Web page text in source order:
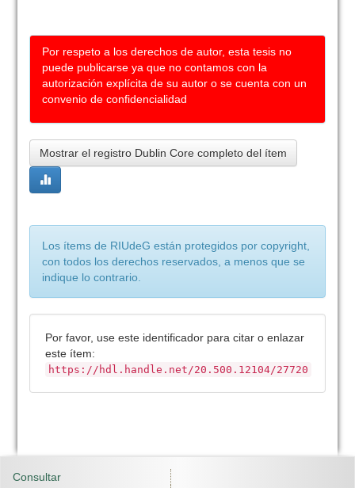
Por respeto a los derechos de autor, esta tesis no
puede publicarse ya que no contamos con la
autorización explícita de su autor o se cuenta con un
convenio de confidencialidad
Mostrar el registro Dublin Core completo del ítem
Los ítems de RIUdeG están protegidos por copyright,
con todos los derechos reservados, a menos que se
indique lo contrario.
Por favor, use este identificador para citar o enlazar
este ítem:
https://hdl.handle.net/20.500.12104/27720
Consultar